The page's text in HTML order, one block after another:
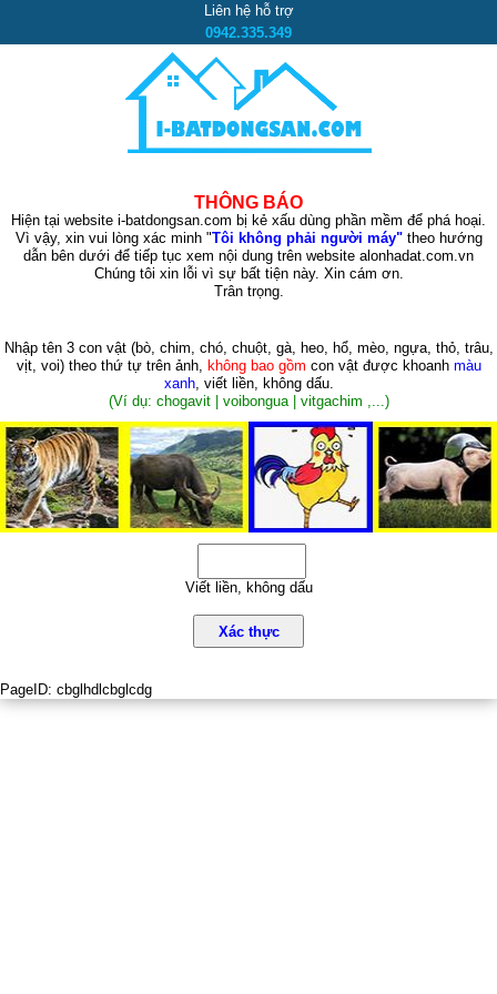
Liên hệ hỗ trợ
0942.335.349
THÔNG BÁO
Hiện tại website i-batdongsan.com bị kẻ xấu dùng phần mềm để phá hoại.
Vì vậy, xin vui lòng xác minh "Tôi không phải người máy"theo hướng
dẫn bên dưới để tiếp tục xem nội dung trên website alonhadat.com.vn
Chúng tôi xin lỗi vì sự bất tiện này. Xin cám ơn.
Trân trọng.
Nhập tên 3 con vật (bò, chim, chó, chuột, gà, heo, hổ, mèo, ngựa, thỏ, trâu,
vịt, voi)theo thứ tự trên ảnh, không bao gồm con vật được khoanh màu
xanh, viết liền, không dấu.
(Ví dụ: chogavit | voibongua | vitgachim ,...)
Viết liền, không dấu
Xác thực
PageID: cbglhdlcbglcdg